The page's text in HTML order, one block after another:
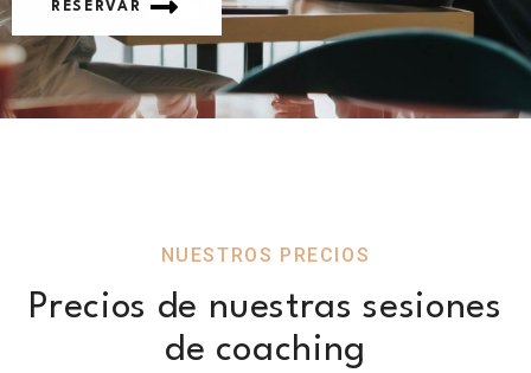
RESERVAR
NUESTROS PRECIOS
Precios de nuestras sesiones
de coaching